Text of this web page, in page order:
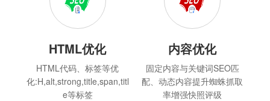
HTML优化
HTML代码、标签等优
化:H,alt,strong,title,span,titl
e等标签
内容优化
固定内容与关键词SEO匹
配、动态内容提升蜘蛛抓取
率增强快照评级